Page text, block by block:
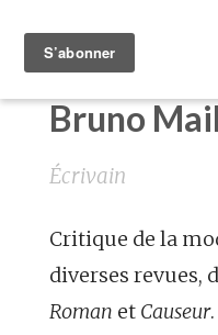
Bruno
Écrivain
Critique de la
diverses revues,
Roman et Causeur.